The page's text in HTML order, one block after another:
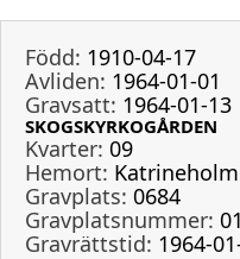
Född: 1910-04-17
Avliden: 1964-01-01
Gravsatt: 1964-01-13
SKOGSKYRKOGÅRDEN
Kvarter: 09
Hemort: Katrineholm
Gravplats: 0684
Gravplatsnummer:
Gravrättstid: 1964-